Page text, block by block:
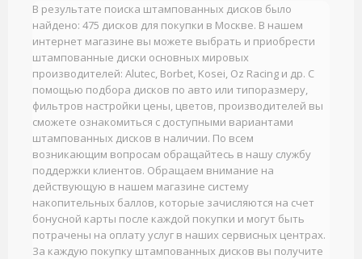
В результате поиска штампованных дисков было
найдено: 475 дисков для покупки в Москве. В нашем
интернет магазине вы можете выбрать и приобрести
штампованные диски основных мировых
производителей: Alutec, Borbet, Kosei, Oz Racing и др. С
помощью подбора дисков по авто или типоразмеру,
фильтров настройки цены, цветов, производителей вы
сможете ознакомиться с доступными вариантами
штампованных дисков в наличии. По всем
возникающим вопросам обращайтесь в нашу службу
поддержки клиентов. Обращаем внимание на
действующую в нашем магазине систему
накопительных баллов, которые зачисляются на счет
бонусной карты после каждой покупки и могут быть
потрачены на оплату услуг в наших сервисных центрах.
За каждую покупку штампованных дисков вы получите